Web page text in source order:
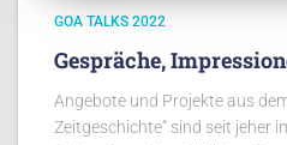
GOA TALKS 2022
Gespräche,
Angebote und Projekte aus
Zeitgeschichte“ sind seit jeher